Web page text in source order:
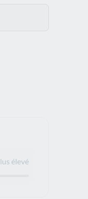
élevé